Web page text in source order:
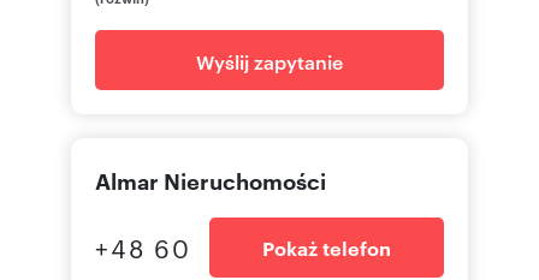
Wyślij zapytanie
Almar Nieruchomości
+48 60 Pokaż telefon